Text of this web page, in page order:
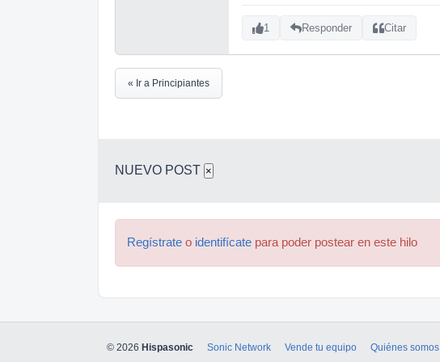
1 Responder Citar
« Ir a Principiantes
NUEVO POST ×
Regístrate o identifícate para poder postear en este hilo
© 2026 Hispasonic Sonic Network Vende tu equipo Quiénes somos